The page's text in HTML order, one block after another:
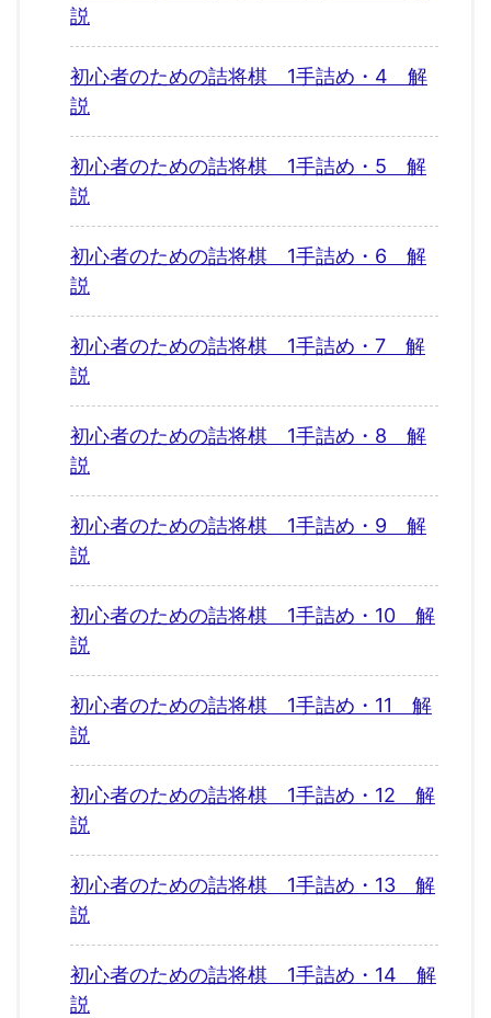
説
初心者のための詰将棋 1手詰め・4 解
説
初心者のための詰将棋 1手詰め・5 解
説
初心者のための詰将棋 1手詰め・6 解
説
初心者のための詰将棋 1手詰め・7 解
説
初心者のための詰将棋 1手詰め・8 解
説
初心者のための詰将棋 1手詰め・9 解
説
初心者のための詰将棋 1手詰め・10 解
説
初心者のための詰将棋 1手詰め・11 解
説
初心者のための詰将棋 1手詰め・12 解
説
初心者のための詰将棋 1手詰め・13 解
説
初心者のための詰将棋 1手詰め・14 解
説